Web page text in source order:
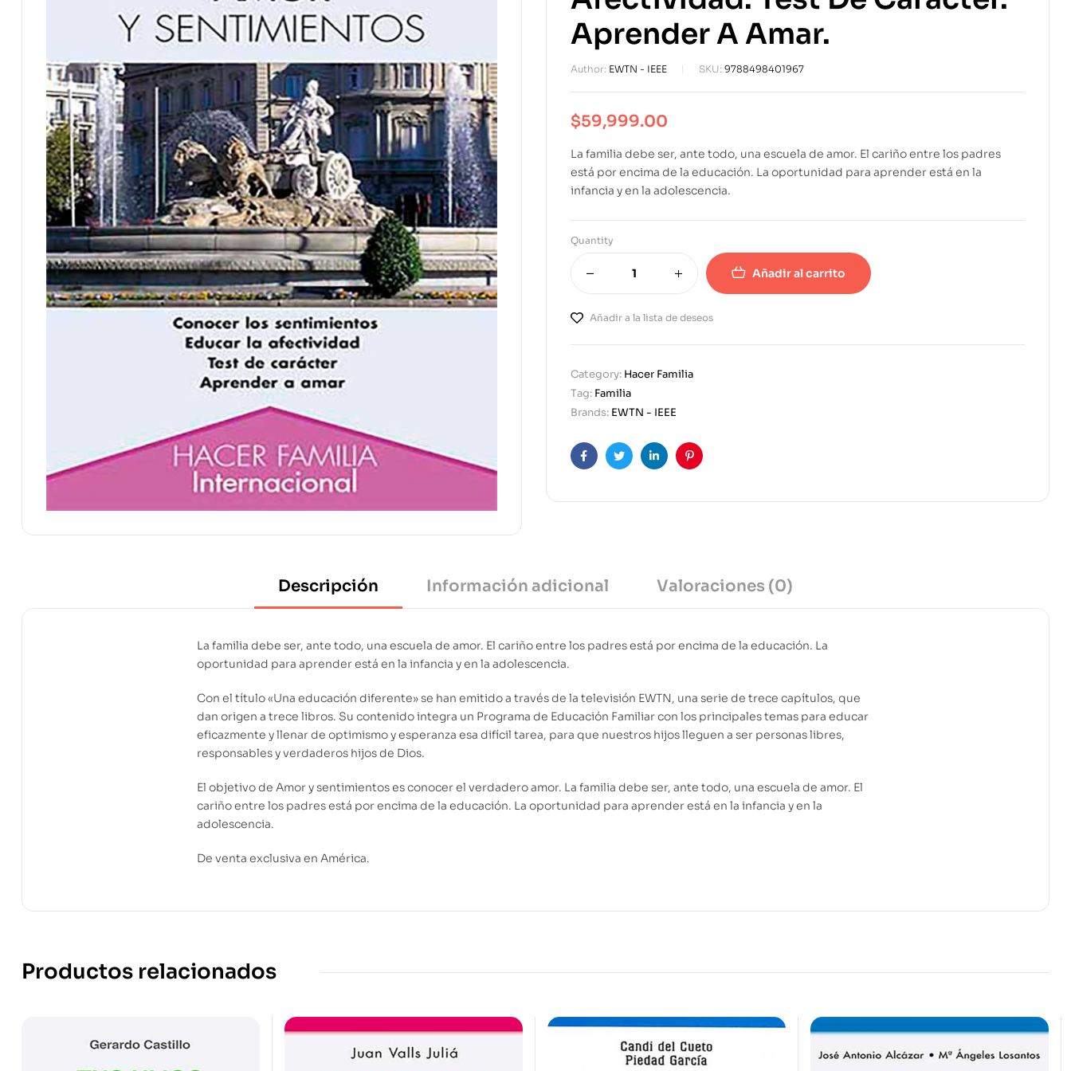
Aprender A Amar.
Author: EWTN - IEEE SKU: 9788498401967
$59,999.00
La familia debe ser, ante todo, una escuela de amor. El cariño entre los padres
está por encima de la educación. La oportunidad para aprender está en la
infancia y en la adolescencia.
Quantity
Añadir al carrito
Añadir a la lista de deseos
Category: Hacer Familia
Tag: Familia
Brands: EWTN - IEEE
FacebookTwitterLinkedinPinterest
Descripción Información adicional Valoraciones (0)
La familia debe ser, ante todo, una escuela de amor. El cariño entre los padres está por encima de la educación. La
oportunidad para aprender está en la infancia y en la adolescencia.
Con el título «Una educación diferente» se han emitido a través de la televisión EWTN, una serie de trece capítulos, que
dan origen a trece libros. Su contenido integra un Programa de Educación Familiar con los principales temas para educar
eficazmente y llenar de optimismo y esperanza esa difícil tarea, para que nuestros hijos lleguen a ser personas libres,
responsables y verdaderos hijos de Dios.
El objetivo de Amor y sentimientos es conocer el verdadero amor. La familia debe ser, ante todo, una escuela de amor. El
cariño entre los padres está por encima de la educación. La oportunidad para aprender está en la infancia y en la
adolescencia.
De venta exclusiva en América.
Productos relacionados